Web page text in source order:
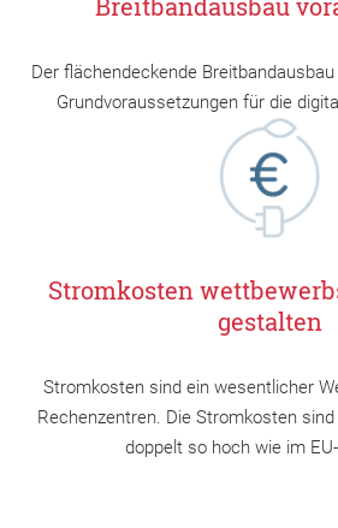
Der flächendeckende
Grundvoraussetzungen für die
Stromkosten
gestalten
Stromkosten sind ein wesentlicher
Rechenzentren. Die Stromkosten
doppelt so hoch wie im